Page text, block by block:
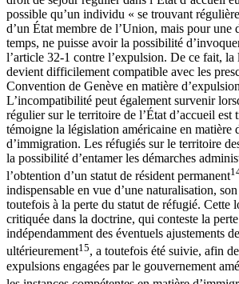
possible qu’un individu « se trouvant
d’un État membre de l’Union, mais pour une
temps, ne puisse avoir la possibilité
l’article 32-1 contre l’expulsion. De ce fait, la
devient difficilement compatible avec les
Convention de Genève en matière
L’incompatibilité peut également survenir
régulier sur le territoire de l’État d’accueil est
témoigne la législation américaine en matière
d’immigration. Les réfugiés sur le territoire
la possibilité d’entamer les démarches
l’obtention d’un statut de résident permanent
indispensable en vue d’une naturalisation,
toutefois à la perte du statut de réfugié. Cette
critiquée dans la doctrine, qui conteste la
indépendamment des éventuels ajustements
ultérieurement15, a toutefois été suivie, afin
expulsions engagées par le gouvernement